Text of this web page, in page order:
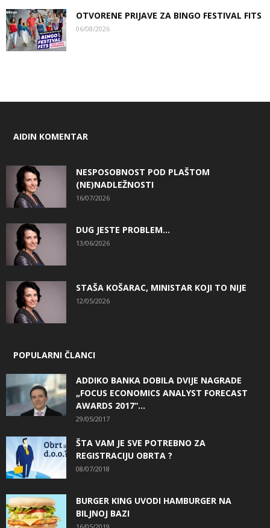
OTVORENE PRIJAVE ZA BINGO FESTIVAL FITS
06/08/2026
AIDIN KOMENTAR
NESPOSOBNOST POD PLAŠTOM
(NE)NADLEŽNOSTI
16/07/2026
DUG JESTE PROBLEM…
13/06/2026
STAŠA KOŠARAC, MINISTAR KOJI TO NIJE
12/05/2026
POPULARNI ČLANCI
ADDIKO BANKA DOBILA DVIJE NAGRADE
„FOCUS ECONOMICS ANALYST FORECAST
AWARDS 2017“...
29/05/2017
ŠTA VAM JE SVE POTREBNO ZA
REGISTRACIJU OBRTA ?
08/07/2018
BURGER KING UVODI HAMBURGER NA
BILJNOJ BAZI